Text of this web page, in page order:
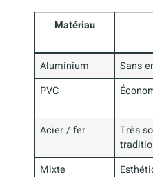
Matériau
Aluminium
Sans
PVC
Acier / fer
Très
Mixte